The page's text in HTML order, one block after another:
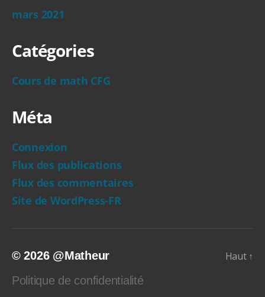
mars 2021
Catégories
Cours de math CFG
Méta
Connexion
Flux des publications
Flux des commentaires
Site de WordPress-FR
© 2026 @Matheur
Politique de confidentialité
Haut ↑